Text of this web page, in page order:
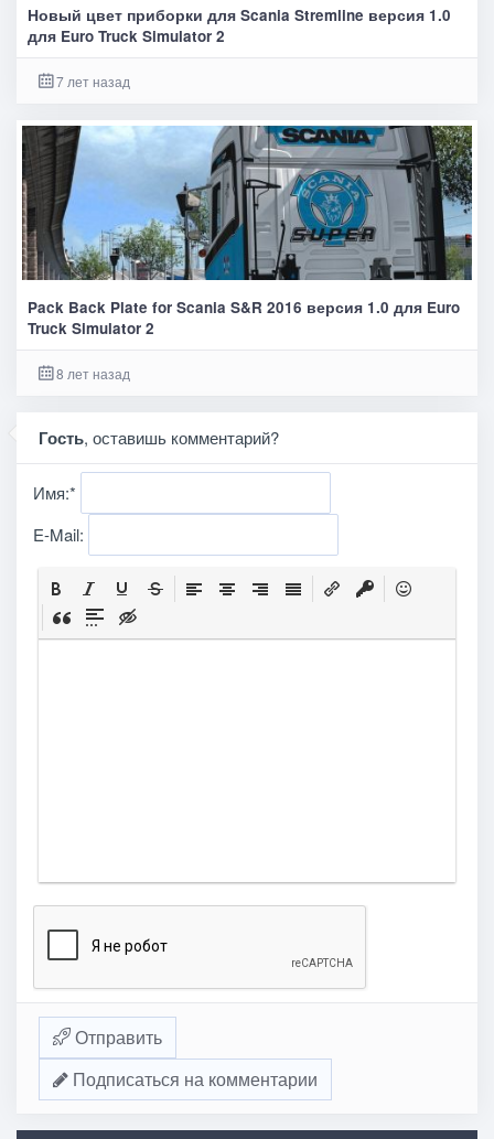
Новый цвет приборки для Scania Stremline версия 1.0
для Euro Truck Simulator 2
7 лет назад
Pack Back Plate for Scania S&R 2016 версия 1.0 для Euro
Truck Simulator 2
8 лет назад
Гость, оставишь комментарий?
Имя:*
E-Mail:
Отправить
Подписаться на комментарии